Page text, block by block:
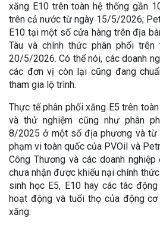
xăng E10 trên toàn hệ thống gần
trên cả nước từ ngày 15/5/2026;
E10 tại một số cửa hàng trên địa
Tàu và chính thức phân phối
20/5/2026. Có thể nói, các doanh
các đơn vị còn lại cũng đang
tham gia lộ trình.
Thực tế phân phối xăng E5 trên
và thử nghiệm cũng như phân
8/2025 ở một số địa phương và từ
phạm vi toàn quốc của PVOil và
Công Thương và các doanh
chưa nhận được khiếu nại chính
sinh học E5, E10 hay các tác
hoạt động và tuổi thọ của động
xăng.